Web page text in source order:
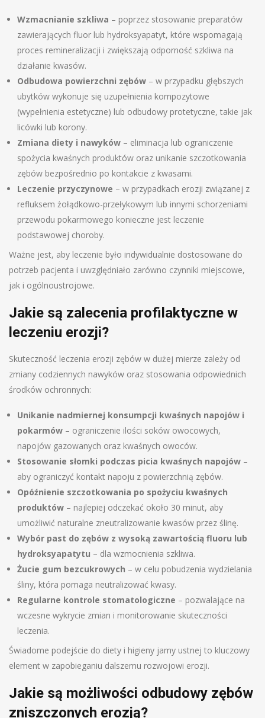
Wzmacnianie szkliwa – poprzez stosowanie preparatów
zawierających fluor lub hydroksyapatyt, które wspomagają
proces remineralizacji i zwiększają odporność szkliwa na
działanie kwasów.
Odbudowa powierzchni zębów – w przypadku głębszych
ubytków wykonuje się uzupełnienia kompozytowe
(wypełnienia estetyczne) lub odbudowy protetyczne, takie jak
licówki lub korony.
Zmiana diety i nawyków – eliminacja lub ograniczenie
spożycia kwaśnych produktów oraz unikanie szczotkowania
zębów bezpośrednio po kontakcie z kwasami.
Leczenie przyczynowe – w przypadkach erozji związanej z
refluksem żołądkowo-przełykowym lub innymi schorzeniami
przewodu pokarmowego konieczne jest leczenie
podstawowej choroby.
Ważne jest, aby leczenie było indywidualnie dostosowane do
potrzeb pacjenta i uwzględniało zarówno czynniki miejscowe,
jak i ogólnoustrojowe.
Jakie są zalecenia profilaktyczne w
leczeniu erozji?
Skuteczność leczenia erozji zębów w dużej mierze zależy od
zmiany codziennych nawyków oraz stosowania odpowiednich
środków ochronnych:
Unikanie nadmiernej konsumpcji kwaśnych napojów i
pokarmów – ograniczenie ilości soków owocowych,
napojów gazowanych oraz kwaśnych owoców.
Stosowanie słomki podczas picia kwaśnych napojów –
aby ograniczyć kontakt napoju z powierzchnią zębów.
Opóźnienie szczotkowania po spożyciu kwaśnych
produktów – najlepiej odczekać około 30 minut, aby
umożliwić naturalne zneutralizowanie kwasów przez ślinę.
Wybór past do zębów z wysoką zawartością fluoru lub
hydroksyapatytu – dla wzmocnienia szkliwa.
Żucie gum bezcukrowych – w celu pobudzenia wydzielania
śliny, która pomaga neutralizować kwasy.
Regularne kontrole stomatologiczne – pozwalające na
wczesne wykrycie zmian i monitorowanie skuteczności
leczenia.
Świadome podejście do diety i higieny jamy ustnej to kluczowy
element w zapobieganiu dalszemu rozwojowi erozji.
Jakie są możliwości odbudowy zębów
zniszczonych erozją?